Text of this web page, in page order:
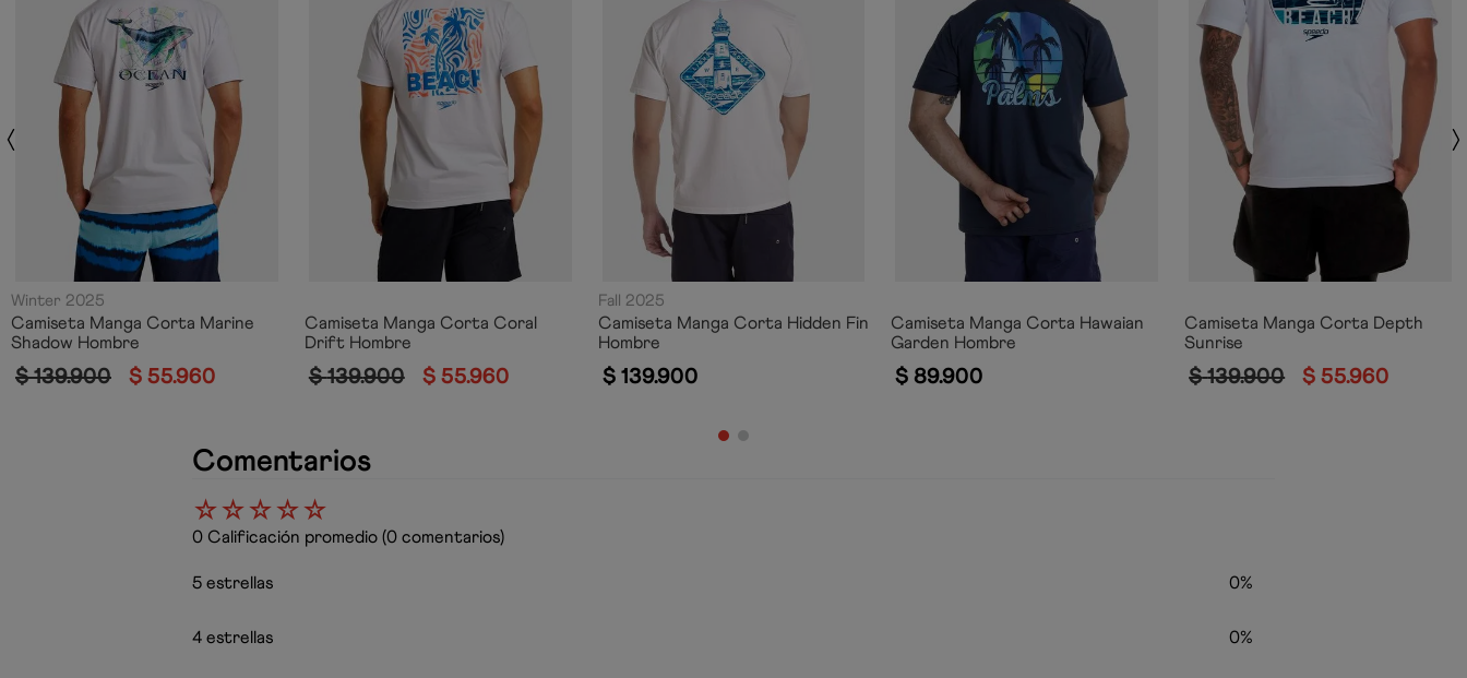
Winter 2025
Camiseta Manga Corta Marine
Shadow Hombre
$ 139.900 $ 55.960
Camiseta Manga Corta Coral
Drift Hombre
$ 139.900 $ 55.960
Fall 2025
Camiseta Manga Corta Hidden Fin
Hombre
$ 139.900
Camiseta Manga Corta Hawaian
Garden Hombre
$ 89.900
Camiseta Manga Corta Depth
Sunrise
$ 139.900 $ 55.960
Comentarios
☆☆☆☆☆
0 Calificación promedio (0 comentarios)
5 estrellas 0%
4 estrellas 0%